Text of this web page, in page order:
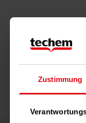
Zustimmung